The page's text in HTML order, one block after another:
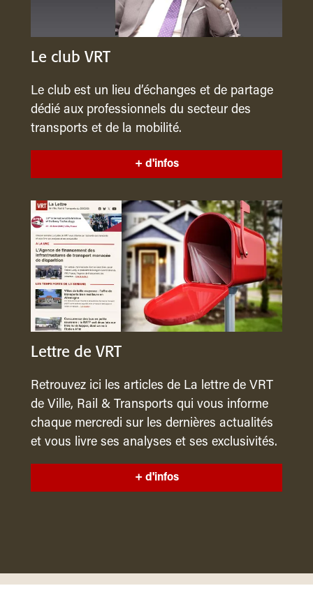
Le club VRT
Le club est un lieu d’échanges et de partage
dédié aux professionnels du secteur des
transports et de la mobilité.
+ d'infos
Lettre de VRT
Retrouvez ici les articles de La lettre de VRT
de Ville, Rail & Transports qui vous informe
chaque mercredi sur les dernières actualités
et vous livre ses analyses et ses exclusivités.
+ d'infos